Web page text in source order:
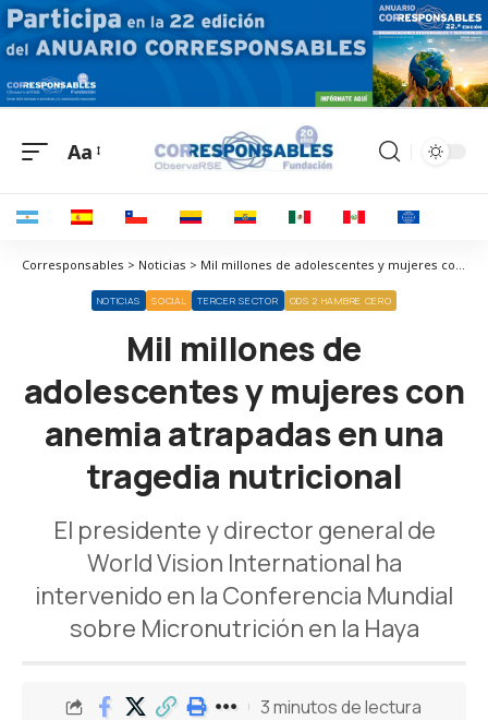
Aa
Corresponsables > Noticias > Mil millones de adolescentes y mujeres con anemia atrapadas en una tragedia nutricional
NOTICIAS SOCIAL TERCER SECTOR ODS 2 HAMBRE CERO
Mil millones de
adolescentes y mujeres con
anemia atrapadas en una
tragedia nutricional
El presidente y director general de
World Vision International ha
intervenido en la Conferencia Mundial
sobre Micronutrición en la Haya
3 minutos de lectura